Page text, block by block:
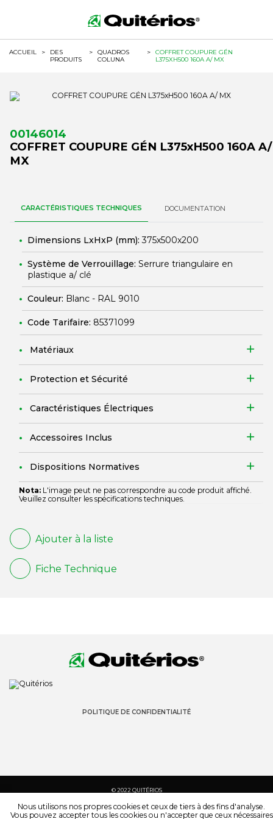
ACCUEIL >
DES
PRODUITS
>
QUADROS
COLUNA
>
COFFRET COUPURE GÉN
L375XH500 160A A/ MX
00146014
COFFRET COUPURE GÉN L375xH500 160A A/
MX
CARACTÉRISTIQUES TECHNIQUES DOCUMENTATION
Dimensions LxHxP (mm):375x500x200
Système de Verrouillage: Serrure triangulaire en
plastique a/ clé
Couleur: Blanc - RAL 9010
Code Tarifaire: 85371099
Matériaux
Protection et Sécurité
Caractéristiques Électriques
Accessoires Inclus
Dispositions Normatives
Nota: L'image peut ne pas correspondre au code produit affiché.
Veuillez consulter les spécifications techniques.
Ajouter à la liste
Fiche Technique
POLITIQUE DE CONFIDENTIALITÉ
© 2022 QUITÉRIOS
Nous utilisons nos propres cookies et ceux de tiers à des fins d'analyse.
Vous pouvez accepter tous les cookies ou n'accepter que ceux nécessaires